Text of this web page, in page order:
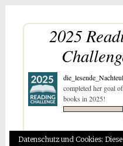
2025
completed her goal
books in 2025!
Datenschutz und Cookies: